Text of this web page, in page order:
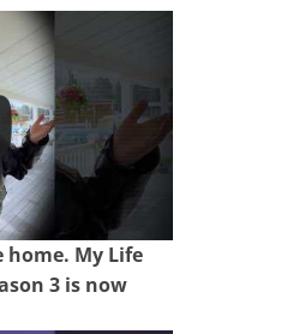
home. My Life
3 is now